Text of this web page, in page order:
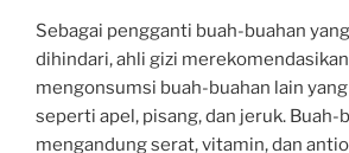
Sebagai pengganti buah-buahan
dihindari, ahli gizi
mengonsumsi buah-buahan lain
seperti apel, pisang, dan jeruk.
mengandung serat, vitamin, dan